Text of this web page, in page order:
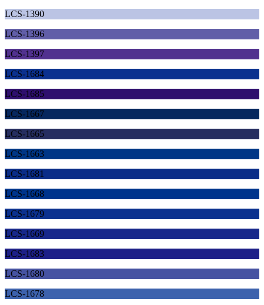
LCS-1390
LCS-1396
LCS-1397
LCS-1684
LCS-1685
LCS-1667
LCS-1665
LCS-1663
LCS-1681
LCS-1668
LCS-1679
LCS-1669
LCS-1683
LCS-1680
LCS-1678